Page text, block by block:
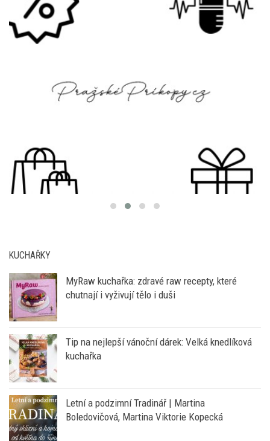
KUCHAŘKY
MyRaw kuchařka: zdravé raw recepty, které
chutnají i vyživují tělo i duši
Tip na nejlepší vánoční dárek: Velká knedlíková
kuchařka
Letní a podzimní Tradinář | Martina
Boledovičová, Martina Viktorie Kopecká